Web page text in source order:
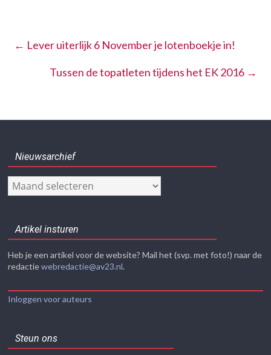
← Lever uiterlijk 6 November je lotenboekje in!
Tussen de topatleten tijdens het EK 2016 →
Nieuwsarchief
Nieuwsarchief
Artikel insturen
Heb je een artikel voor de website? Mail het (svp. met foto!) naar de
redactiewebredactie@av23.nl.
Inloggen voor auteurs
Steun ons